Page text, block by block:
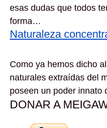
esas dudas que todos
forma…
Naturaleza
Como ya hemos dicho
naturales extraídas del
poseen un poder
DONAR A